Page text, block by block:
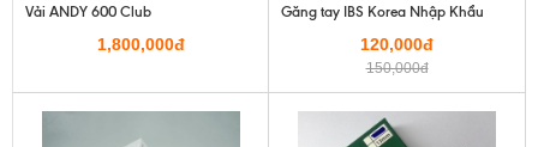
Vải ANDY 600 Club
1,800,000đ
Găng tay IBS Korea Nhập Khẩu
120,000đ
150,000đ